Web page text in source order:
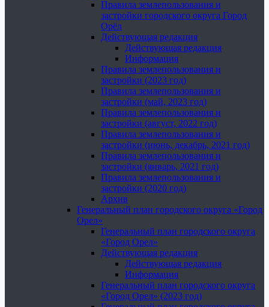
Правила землепользования и
застройки городского округа Город
Орёл
Действующая редакция
Действующая редакция
Информация
Правила землепользования и
застройки (2023 год)
Правила землепользования и
застройки (май, 2023 год)
Правила землепользования и
застройки (август, 2022 год)
Правила землепользования и
застройки (июнь, декабрь, 2021 год)
Правила землепользования и
застройки (январь, 2021 год)
Правила землепользования и
застройки (2020 год)
Архив
Генеральный план городского округа «Город
Орел»
Генеральный план городского округа
«Город Орел»
Действующая редакция
Действующая редакция
Информация
Генеральный план городского округа
«Город Орел» (2023 год)